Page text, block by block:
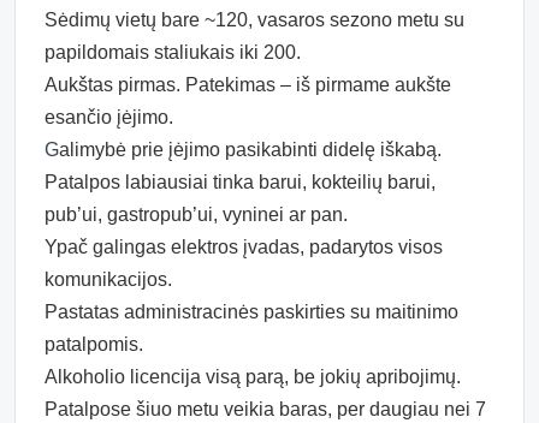
Sėdimų vietų bare ~120, vasaros sezono metu su
papildomais staliukais iki 200.
Aukštas pirmas. Patekimas – iš pirmame aukšte
esančio įėjimo.
Galimybė prie įėjimo pasikabinti didelę iškabą.
Patalpos labiausiai tinka barui, kokteilių barui,
pub’ui, gastropub’ui, vyninei ar pan.
Ypač galingas elektros įvadas, padarytos visos
komunikacijos.
Pastatas administracinės paskirties su maitinimo
patalpomis.
Alkoholio licencija visą parą, be jokių apribojimų.
Patalpose šiuo metu veikia baras, per daugiau nei 7